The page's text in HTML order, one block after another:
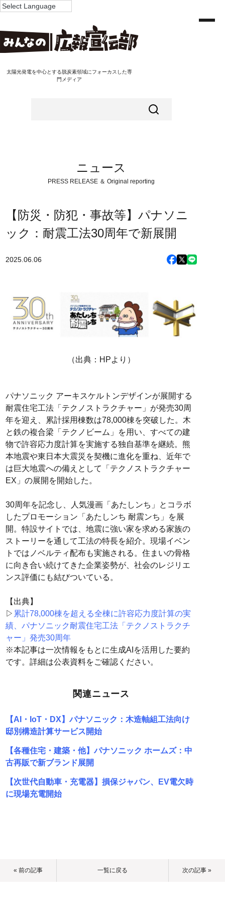
太陽光発電を中心とする脱炭素領域にフォーカスした専
門メディア
ニュース
PRESS RELEASE ＆ Original reporting
【防災・防犯・事故等】パナソニ
ック：耐震工法30周年で新展開
2025.06.06
（出典：HPより）
パナソニック アーキスケルトンデザインが展開する
耐震住宅工法「テクノストラクチャー」が発売30周
年を迎え、累計採用棟数は78,000棟を突破した。木
と鉄の複合梁「テクノビーム」を用い、すべての建
物で許容応力度計算を実施する独自基準を継続。熊
本地震や東日本大震災を契機に進化を重ね、近年で
は巨大地震への備えとして「テクノストラクチャー
EX」の展開を開始した。
30周年を記念し、人気漫画「あたしンち」とコラボ
したプロモーション「あたしンち 耐震ンち」を展
開。特設サイトでは、地震に強い家を求める家族の
ストーリーを通して工法の特長を紹介。現場イベン
トではノベルティ配布も実施される。住まいの骨格
に向き合い続けてきた企業姿勢が、社会のレジリエ
ンス評価にも結びついている。
【出典】
▷ 累計78,000棟を超える全棟に許容応力度計算の実
績、パナソニック耐震住宅工法「テクノストラクチ
ャー」発売30周年
※本記事は一次情報をもとに生成AIを活用した要約
です。詳細は公表資料をご確認ください。
関連ニュース
【AI・IoT・DX】パナソニック：木造軸組工法向け
邸別構造計算サービス開始
【各種住宅・建築・他】パナソニック ホームズ：中
古再販で新ブランド展開
【次世代自動車・充電器】損保ジャパン、EV電欠時
に現場充電開始
« 前の記事 一覧に戻る 次の記事 »